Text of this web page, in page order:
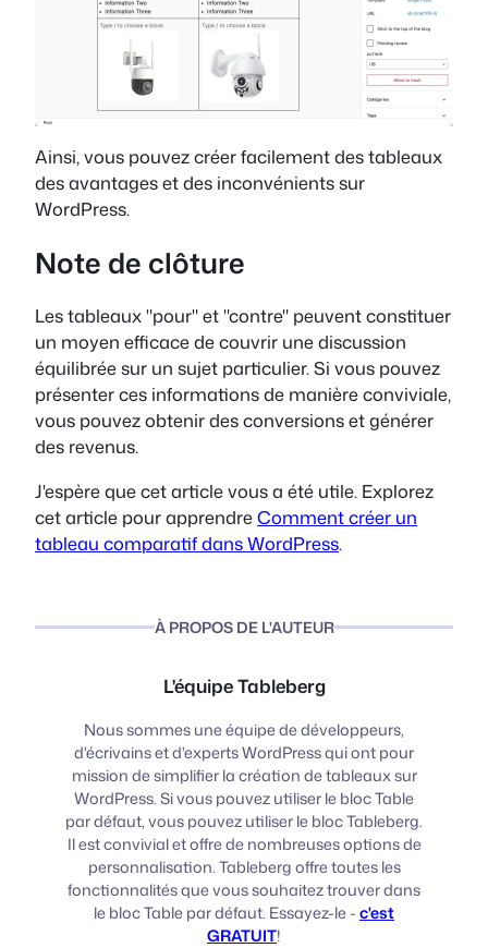
Ainsi, vous pouvez créer facilement des tableaux
des avantages et des inconvénients sur
WordPress.
Note de clôture
Les tableaux "pour" et "contre" peuvent constituer
un moyen efficace de couvrir une discussion
équilibrée sur un sujet particulier. Si vous pouvez
présenter ces informations de manière conviviale,
vous pouvez obtenir des conversions et générer
des revenus.
J'espère que cet article vous a été utile. Explorez
cet article pour apprendreComment créer un
tableau comparatif dans WordPress.
À PROPOS DE L'AUTEUR
L'équipe Tableberg
Nous sommes une équipe de développeurs,
d'écrivains et d'experts WordPress qui ont pour
mission de simplifier la création de tableaux sur
WordPress. Si vous pouvez utiliser le bloc Table
par défaut, vous pouvez utiliser le bloc Tableberg.
Il est convivial et offre de nombreuses options de
personnalisation. Tableberg offre toutes les
fonctionnalités que vous souhaitez trouver dans
le bloc Table par défaut. Essayez-le -c'est
GRATUIT!